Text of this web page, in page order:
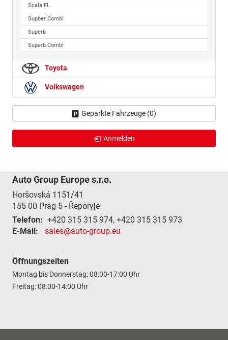
Scala FL
Supber Combi
Superb
Superb Combi
Toyota
Volkswagen
Geparkte Fahrzeuge (0)
Anmelden
Auto Group Europe s.r.o.
Horšovská 1151/41
155 00 Prag 5 - Řeporyje
Telefon: +420 315 315 974, +420 315 315 973
E-Mail:
sales@auto-group.eu
Öffnungszeiten
Montag bis Donnerstag: 08:00-17:00 Uhr
Freitag: 08:00-14:00 Uhr